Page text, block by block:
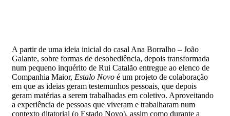
A partir de uma ideia inicial do casal Ana Borralho – João
Galante, sobre formas de desobediência, depois transformada
num pequeno inquérito de Rui Catalão entregue ao elenco de
Companhia Maior, Estalo Novo é um projeto de colaboração
em que as ideias geram testemunhos pessoais, que depois
geram matérias a serem trabalhadas em coletivo. Aproveitando
a experiência de pessoas que viveram e trabalharam num
contexto ditatorial (o Estado Novo), assim como durante a